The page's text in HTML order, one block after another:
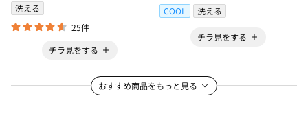
洗える
25件
チラ見をする
COOL
洗える
チラ見をする
おすすめ商品をもっと見る